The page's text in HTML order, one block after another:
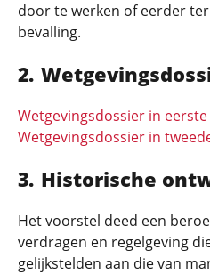
door te werken of eerder
bevalling.
Wetgevingsdossier in eerste
Wetgevingsdossier in
Historische
Het voorstel deed een
verdragen en regelgeving
gelijkstelden aan die van